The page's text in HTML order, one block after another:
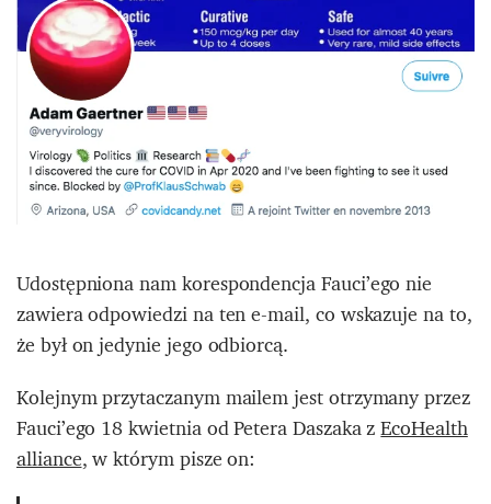
Udostępniona nam korespondencja Fauci’ego nie
zawiera odpowiedzi na ten e-mail, co wskazuje na to,
że był on jedynie jego odbiorcą.
Kolejnym przytaczanym mailem jest otrzymany przez
Fauci’ego 18 kwietnia od Petera Daszaka zEcoHealth
alliance, w którym pisze on: